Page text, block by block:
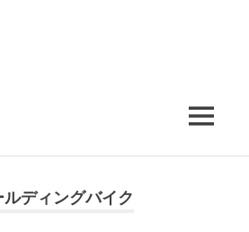
MENU
ルディングバイク